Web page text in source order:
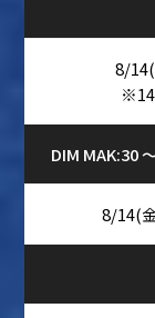
8/
※14
DIM MAK:30
8/14(